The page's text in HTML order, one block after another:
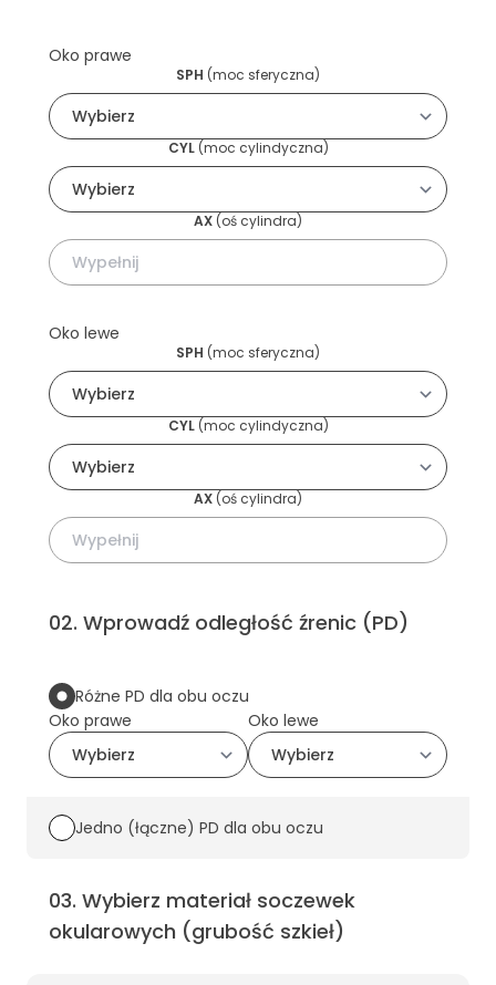
Oko prawe
SPH (moc sferyczna)
CYL(moc cylindyczna)
AX (oś cylindra)
Oko lewe
SPH (moc sferyczna)
CYL(moc cylindyczna)
AX (oś cylindra)
02. Wprowadź odległość źrenic (PD)
Różne PD dla obu oczu
Oko prawe
Oko lewe
Jedno (łączne) PD dla obu oczu
03. Wybierz materiał soczewek
okularowych (grubość szkieł)